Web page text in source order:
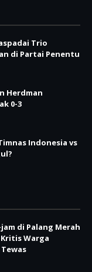
Trio
di Partai Penentu
Herdman
0-3
Indonesia vs
di Palang Merah
Kritis Warga